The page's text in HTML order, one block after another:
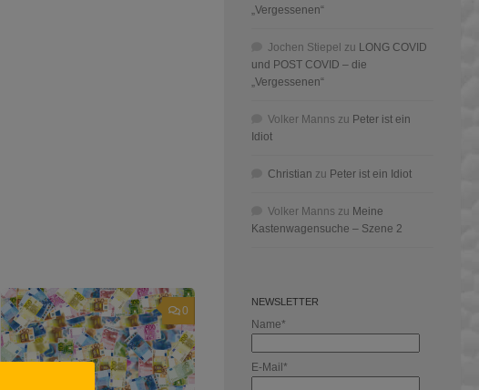
0
„Vergessenen“
Jochen Stiepel zu LONG COVID
und POST COVID – die
„Vergessenen“
Volker Manns zu Peter ist ein
Idiot
Christian zu Peter ist ein Idiot
Volker Manns zu Meine
Kastenwagensuche – Szene 2
NEWSLETTER
Name*
E-Mail*